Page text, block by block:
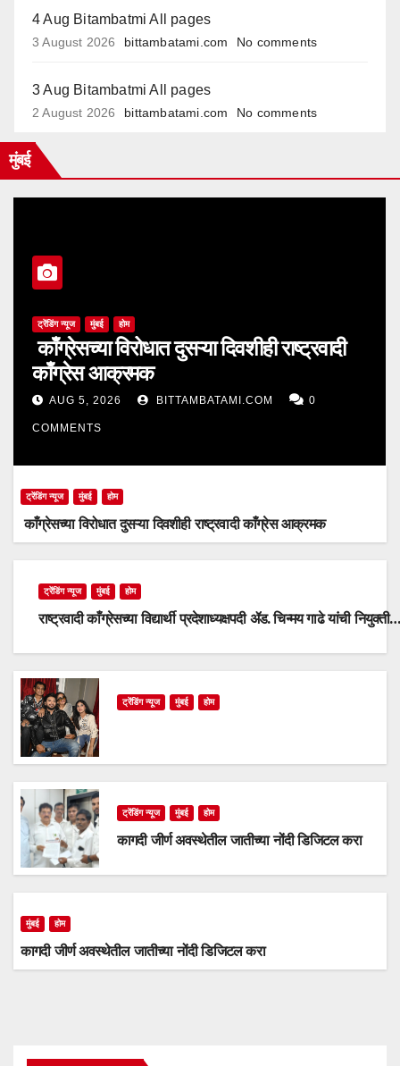
4 Aug Bitambatmi All pages
3 August 2026 bittambatami.com No comments
3 Aug Bitambatmi All pages
2 August 2026 bittambatami.com No comments
मुंबई
ट्रेंडिंग न्यूज मुंबई होम
काँग्रेसच्या विरोधात दुसऱ्या दिवशीही राष्ट्रवादी
काँग्रेस आक्रमक
AUG 5, 2026 BITTAMBATAMI.COM 0
COMMENTS
ट्रेंडिंग न्यूज मुंबई होम
काँग्रेसच्या विरोधात दुसऱ्या दिवशीही राष्ट्रवादी काँग्रेस आक्रमक
ट्रेंडिंग न्यूज मुंबई होम
राष्ट्रवादी काँग्रेसच्या विद्यार्थी प्रदेशाध्यक्षपदी ॲड. चिन्मय गाढे यांची नियुक्ती…
ट्रेंडिंग न्यूज मुंबई होम
ट्रेंडिंग न्यूज मुंबई होम
कागदी जीर्ण अवस्थेतील जातीच्या नोंदी डिजिटल करा
मुंबई होम
कागदी जीर्ण अवस्थेतील जातीच्या नोंदी डिजिटल करा